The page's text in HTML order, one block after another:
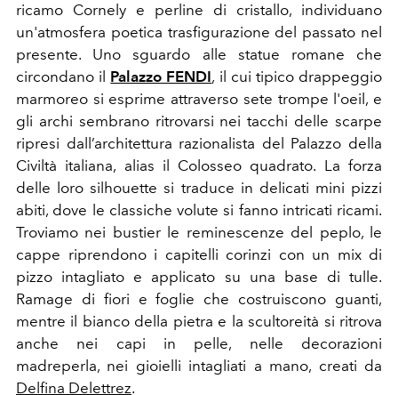
ricamo Cornely e perline di cristallo, individuano
un'atmosfera poetica trasfigurazione del passato nel
presente. Uno sguardo alle statue romane che
circondano il Palazzo FENDI, il cui tipico drappeggio
marmoreo si esprime attraverso sete trompe l'oeil, e
gli archi sembrano ritrovarsi nei tacchi delle scarpe
ripresi dall’architettura razionalista del Palazzo della
Civiltà italiana, alias il Colosseo quadrato. La forza
delle loro silhouette si traduce in delicati mini pizzi
abiti, dove le classiche volute si fanno intricati ricami.
Troviamo nei bustier le reminescenze del peplo, le
cappe riprendono i capitelli corinzi con un mix di
pizzo intagliato e applicato su una base di tulle.
Ramage di fiori e foglie che costruiscono guanti,
mentre il bianco della pietra e la scultoreità si ritrova
anche nei capi in pelle, nelle decorazioni
madreperla, nei gioielli intagliati a mano, creati da
Delfina Delettrez.